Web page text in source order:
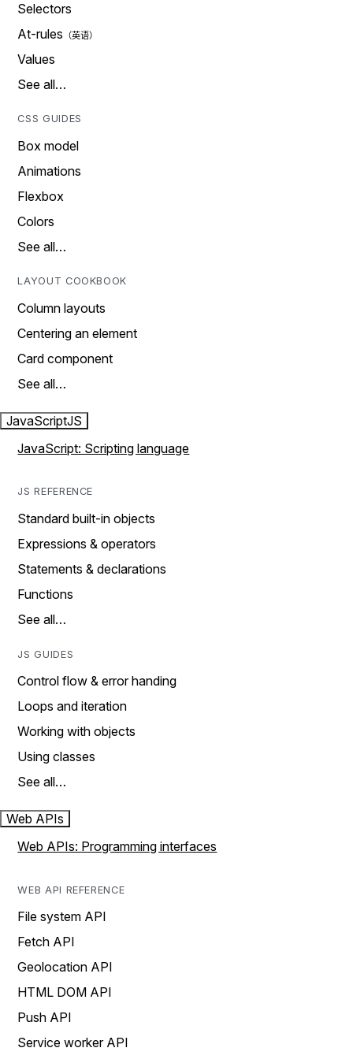
Selectors
At-rules
Values
See all…
CSS GUIDES
Box model
Animations
Flexbox
Colors
See all…
LAYOUT COOKBOOK
Column layouts
Centering an element
Card component
See all…
JavaScriptJS
JavaScript: Scripting language
JS REFERENCE
Standard built-in objects
Expressions & operators
Statements & declarations
Functions
See all…
JS GUIDES
Control flow & error handing
Loops and iteration
Working with objects
Using classes
See all…
Web APIs
Web APIs: Programming interfaces
WEB API REFERENCE
File system API
Fetch API
Geolocation API
HTML DOM API
Push API
Service worker API